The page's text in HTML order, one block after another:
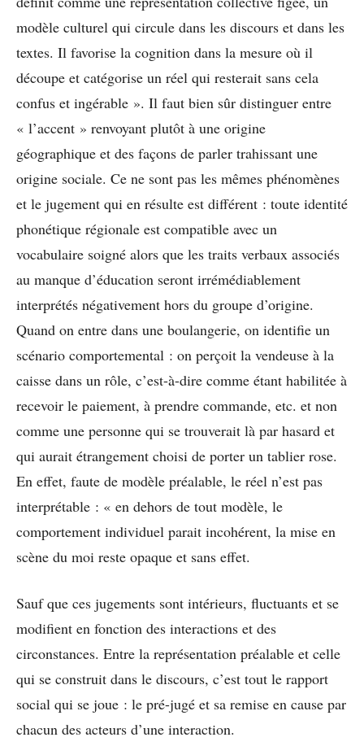
modèle culturel qui circule dans les discours et dans les
textes. Il favorise la cognition dans la mesure où il
découpe et catégorise un réel qui resterait sans cela
confus et ingérable ». Il faut bien sûr distinguer entre
« l’accent » renvoyant plutôt à une origine
géographique et des façons de parler trahissant une
origine sociale. Ce ne sont pas les mêmes phénomènes
et le jugement qui en résulte est différent : toute identité
phonétique régionale est compatible avec un
vocabulaire soigné alors que les traits verbaux associés
au manque d’éducation seront irrémédiablement
interprétés négativement hors du groupe d’origine.
Quand on entre dans une boulangerie, on identifie un
scénario comportemental : on perçoit la vendeuse à la
caisse dans un rôle, c’est-à-dire comme étant habilitée à
recevoir le paiement, à prendre commande, etc. et non
comme une personne qui se trouverait là par hasard et
qui aurait étrangement choisi de porter un tablier rose.
En effet, faute de modèle préalable, le réel n’est pas
interprétable : « en dehors de tout modèle, le
comportement individuel parait incohérent, la mise en
scène du moi reste opaque et sans effet.
Sauf que ces jugements sont intérieurs, fluctuants et se
modifient en fonction des interactions et des
circonstances. Entre la représentation préalable et celle
qui se construit dans le discours, c’est tout le rapport
social qui se joue : le pré-jugé et sa remise en cause par
chacun des acteurs d’une interaction.